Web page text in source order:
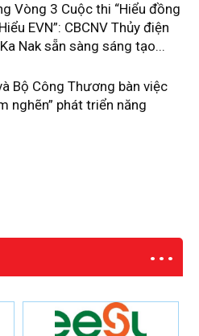
Vòng 3 Cuộc thi “Hiểu đồng
EVN”: CBCNV Thủy điện
Nak sẵn sàng sáng tạo...
Bộ Công Thương bàn việc
nghẽn” phát triển năng